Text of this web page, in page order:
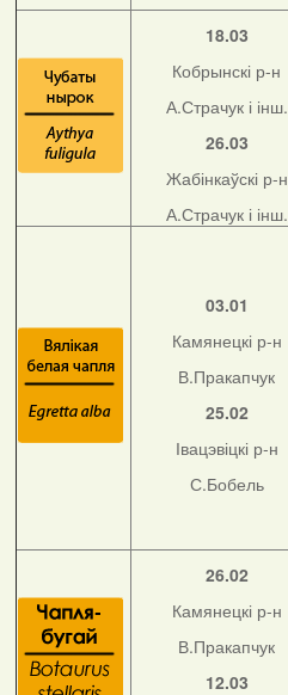
18.03
Кобрынскі р-н
А.Страчук і інш.
26.03
Жабінкаўскі р-н
А.Страчук і інш.
03.01
Камянецкі р-н
В.Пракапчук
25.02
Івацэвіцкі р-н
С.Бобель
26.02
Камянецкі р-н
В.Пракапчук
12.03